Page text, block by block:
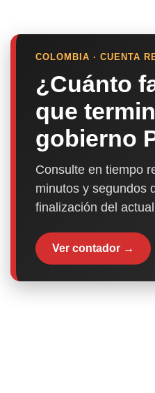
COLOMBIA · CUENTA
¿Cuánto
que
gobierno
Consulte en tiempo
minutos y segundos
finalización del
Ver contador →